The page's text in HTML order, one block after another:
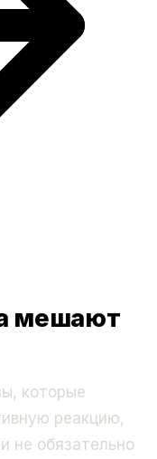
мешают
которые
реакцию,
не обязательно